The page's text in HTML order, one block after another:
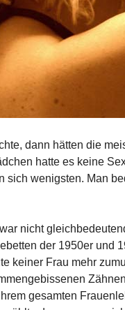
dann hätten die
hatte es keine
sich wenigsten. Man
nicht
der 1950er und
keiner Frau mehr
gesamten